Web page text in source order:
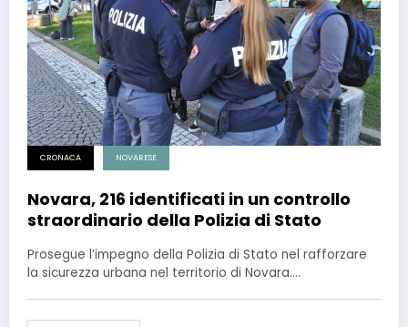
CRONACA NOVARESE
Novara, 216 identificati in un controllo
straordinario della Polizia di Stato
Prosegue l’impegno della Polizia di Stato nel rafforzare
la sicurezza urbana nel territorio di Novara.…